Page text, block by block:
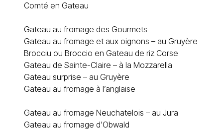
Comté en Gateau
Gateau au fromage des Gourmets
Gateau au fromage et aux oignons – au Gruyère
Brocciu ou Broccio en Gateau de riz Corse
Gateau de Sainte-Claire – à la Mozzarella
Gateau surprise – au Gruyère
Gateau au fromage à l’anglaise
Gateau au fromage Neuchatelois – au Jura
Gateau au fromage d’Obwald